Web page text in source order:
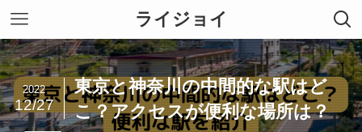
ライジョイ
東京と神奈川の中間的な駅はど
こ？アクセスが便利な場所は？
2022
12/27